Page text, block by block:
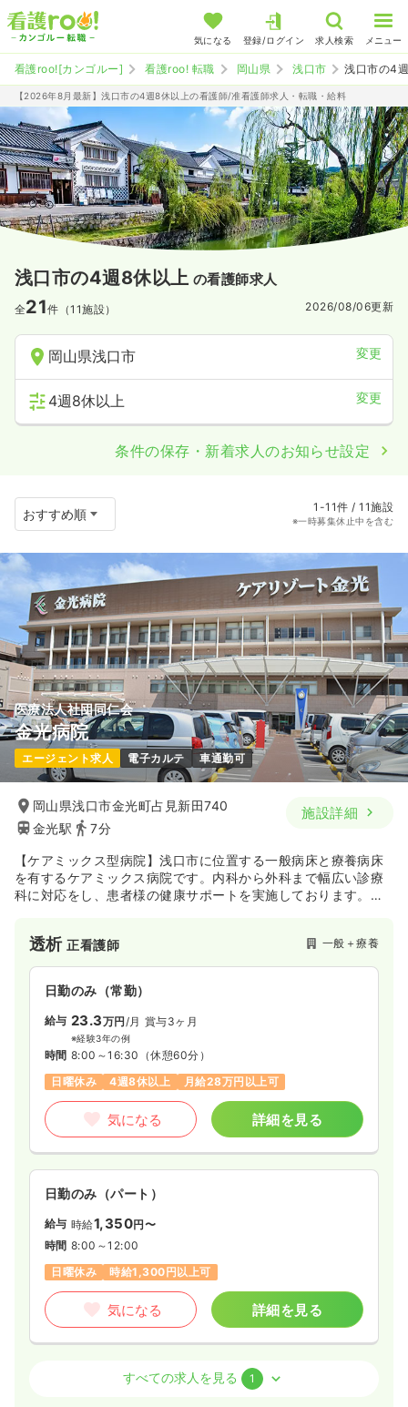
気になる 登録/ログイン 求人検索 メニュー
看護roo![カンゴルー] 看護roo! 転職 岡山県 浅口市 浅口市の4
【2026年8月最新】浅口市の4週8休以上の看護師/准看護師求人・転職・給料
浅口市の4週8休以上 の看護師求人
全21件（11施設） 2026/08/06更新
岡山県浅口市 変更
4週8休以上 変更
条件の保存・新着求人のお知らせ設定
1-11件 / 11施設
※一時募集休止中を含む
医療法人社団同仁会
金光病院
エージェント求人 電子カルテ 車通勤可
岡山県浅口市金光町占見新田740
金光駅
7分
施設詳細
【ケアミックス型病院】浅口市に位置する一般病床と療養病床
を有するケアミックス病院です。内科から外科まで幅広い診療
科に対応をし、患者様の健康サポートを実施しております。ま
透析正看護師 一般＋療養
日勤のみ（常勤）
給与 23.3万円 /月 賞与3ヶ月
※経験3年の例
時間 8:00～16:30 （休憩60分）
日曜休み
4週8休以上 月給28万円以上可
気になる 詳細を見る
日勤のみ（パート）
給与 時給1,350円〜
時間 8:00～12:00
日曜休み
時給1,300円以上可
気になる 詳細を見る
正看護師
すべての求人を見る 1